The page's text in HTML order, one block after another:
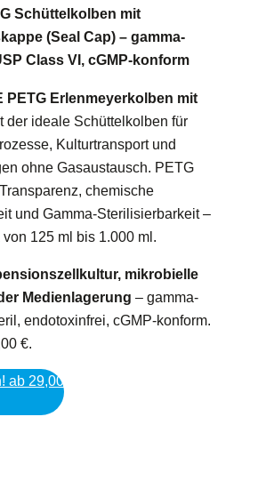
Schüttelkolben mit
(Seal Cap) – gamma-
Class VI, cGMP-konform
PETG Erlenmeyerkolben mit
der ideale Schüttelkolben für
Kulturtransport und
ohne Gasaustausch. PETG
chemische
und Gamma-Sterilisierbarkeit –
125 ml bis 1.000 ml.
mikrobielle
Medienlagerung – gamma-
endotoxinfrei, cGMP-konform.
€.
ab 29,00